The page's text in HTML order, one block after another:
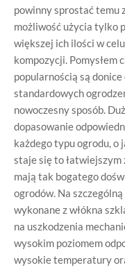
powinny sprostać temu
możliwość użycia tylko
większej ich ilości w
kompozycji. Pomysłem
popularnością są
standardowych
nowoczesny sposób.
dopasowanie
każdego typu ogrodu, o
staje się to łatwiejszym
mają tak bogatego
ogrodów. Na
wykonane z włókna
na uszkodzenia
wysokim poziomem
wysokie temperatury